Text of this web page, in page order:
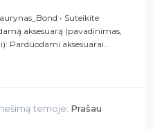
• Suteikite
aksesuarą (pavadinimas,
Parduodami aksesuarai...
temoje: Prašau